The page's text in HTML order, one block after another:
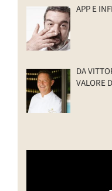
APP E
DA
VALORE